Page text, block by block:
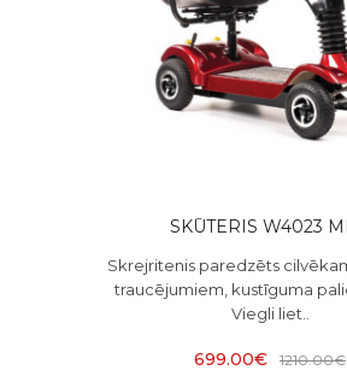
SKŪTERIS W4023
Skrejritenis paredzēts
traucējumiem, kustīguma
Viegli liet..
699.00€ 1210.00€